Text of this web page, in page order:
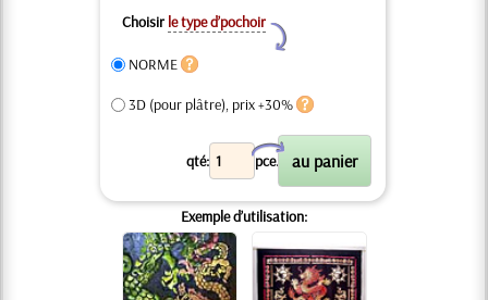
Choisir le type d’pochoir
Y
NORME
3D (pour plâtre), prix +30%
qté: pce.
X
Exemple d’utilisation: